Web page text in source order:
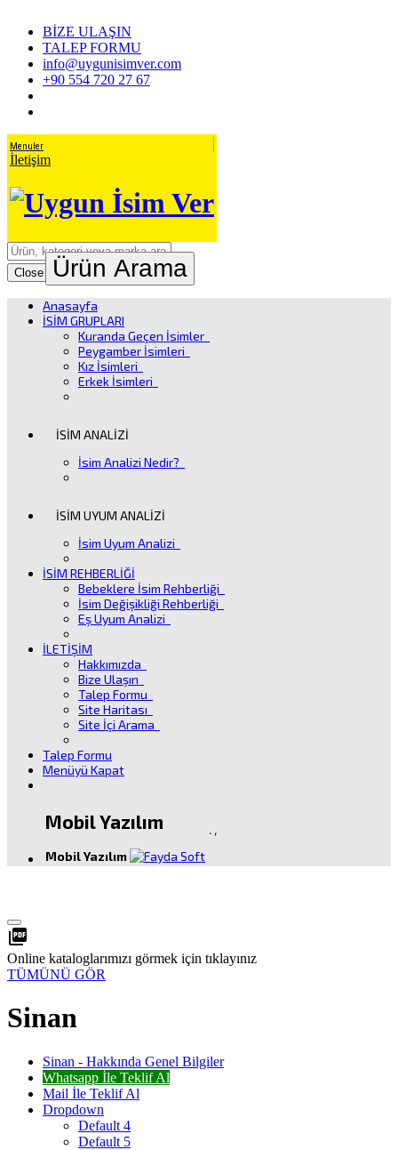
BİZE ULAŞIN
TALEP FORMU
info@uygunisimver.com
+90 554 720 27 67
Menuler
İletişim
Close Ürün Arama
Anasayfa
İSİM GRUPLARI
Kuranda Geçen İsimler
Peygamber İsimleri
Kız İsimleri
Erkek İsimleri
İSİM ANALİZİ
İsim Analizi Nedir?
İSİM UYUM ANALİZİ
İsim Uyum Analizi
İSİM REHBERLİĞİ
Bebeklere İsim Rehberliği
İsim Değişikliği Rehberliği
Eş Uyum Analizi
İLETİŞİM
Hakkımızda
Bize Ulaşın
Talep Formu
Site Haritası
Site İçi Arama
Talep Formu
Menüyü Kapat
Mobil Yazılım
Mobil Yazılım
. ,
picture_as_pdf
Online kataloglarımızı görmek için tıklayınız
TÜMÜNÜ GÖR
Sinan
Sinan - Hakkında Genel Bilgiler
Whatsapp İle Teklif Al
Mail İle Teklif Al
Dropdown
Default 4
Default 5